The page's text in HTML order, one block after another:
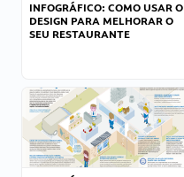
INFOGRÁFICO: COMO USAR O
DESIGN PARA MELHORAR O
SEU RESTAURANTE